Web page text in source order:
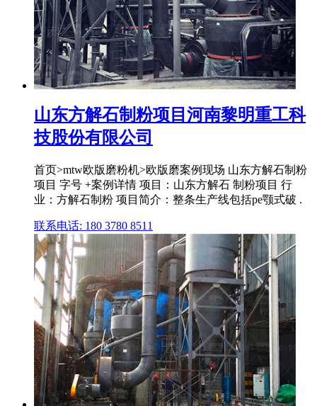
山东方解石制粉项目河南黎明重工科
技股份有限公司
首页>mtw欧版磨粉机>欧版磨案例现场 山东方解石制粉
项目 字号 +案例详情 项目：山东方解石 制粉项目 行
业：方解石制粉 项目简介：整条生产线包括pe颚式破 .
联系电话: 180 3780 8511